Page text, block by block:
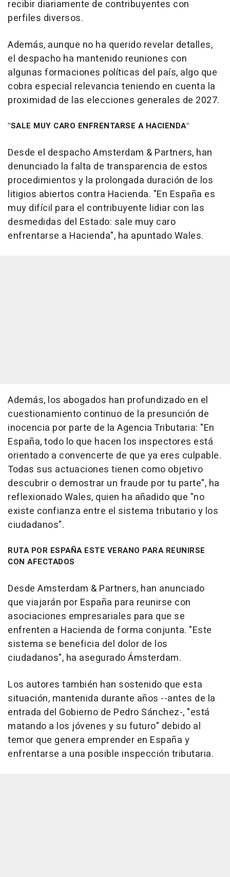
recibir diariamente de contribuyentes con
perfiles diversos.
Además, aunque no ha querido revelar detalles,
el despacho ha mantenido reuniones con
algunas formaciones políticas del país, algo que
cobra especial relevancia teniendo en cuenta la
proximidad de las elecciones generales de 2027.
"SALE MUY CARO ENFRENTARSE A HACIENDA"
Desde el despacho Amsterdam & Partners, han
denunciado la falta de transparencia de estos
procedimientos y la prolongada duración de los
litigios abiertos contra Hacienda. "En España es
muy difícil para el contribuyente lidiar con las
desmedidas del Estado: sale muy caro
enfrentarse a Hacienda", ha apuntado Wales.
Además, los abogados han profundizado en el
cuestionamiento continuo de la presunción de
inocencia por parte de la Agencia Tributaria: "En
España, todo lo que hacen los inspectores está
orientado a convencerte de que ya eres culpable.
Todas sus actuaciones tienen como objetivo
descubrir o demostrar un fraude por tu parte", ha
reflexionado Wales, quien ha añadido que "no
existe confianza entre el sistema tributario y los
ciudadanos".
RUTA POR ESPAÑA ESTE VERANO PARA REUNIRSE
CON AFECTADOS
Desde Amsterdam & Partners, han anunciado
que viajarán por España para reunirse con
asociaciones empresariales para que se
enfrenten a Hacienda de forma conjunta. "Este
sistema se beneficia del dolor de los
ciudadanos", ha asegurado Ámsterdam.
Los autores también han sostenido que esta
situación, mantenida durante años --antes de la
entrada del Gobierno de Pedro Sánchez-, "está
matando a los jóvenes y su futuro" debido al
temor que genera emprender en España y
enfrentarse a una posible inspección tributaria.